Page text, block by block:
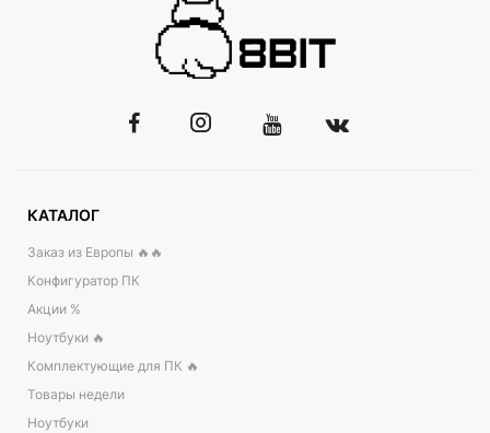
КАТАЛОГ
Заказ из Европы 🔥🔥
Конфигуратор ПК
Акции %
Ноутбуки 🔥
Комплектующие для ПК 🔥
Товары недели
Ноутбуки